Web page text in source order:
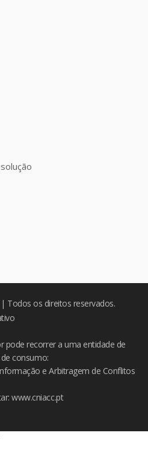
Todos os direitos reservados.
pode recorrer a uma entidade de
consumo:
e Arbitragem de Conflitos
www.cniacc.pt